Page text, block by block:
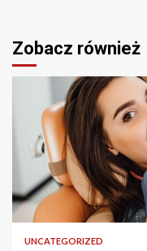
Zobacz również
2 min odczytu
UNCATEGORIZED